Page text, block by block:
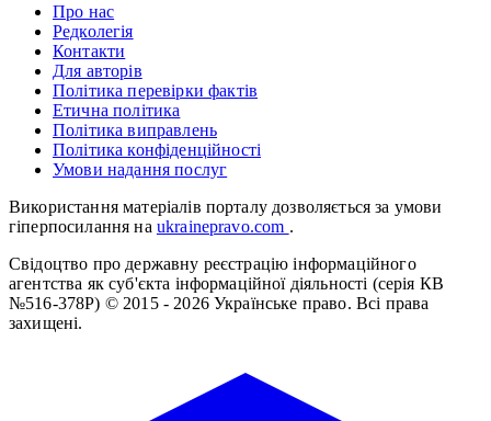
Про нас
Редколегія
Контакти
Для авторів
Політика перевірки фактів
Етична політика
Політика виправлень
Політика конфіденційності
Умови надання послуг
Використання матеріалів порталу дозволяється за умови
гіперпосилання на ukrainepravo.com .
Свідоцтво про державну реєстрацію інформаційного
агентства як суб'єкта інформаційної діяльності (серія КВ
№516-378Р) © 2015 - 2026 Українське право. Всі права
захищені.